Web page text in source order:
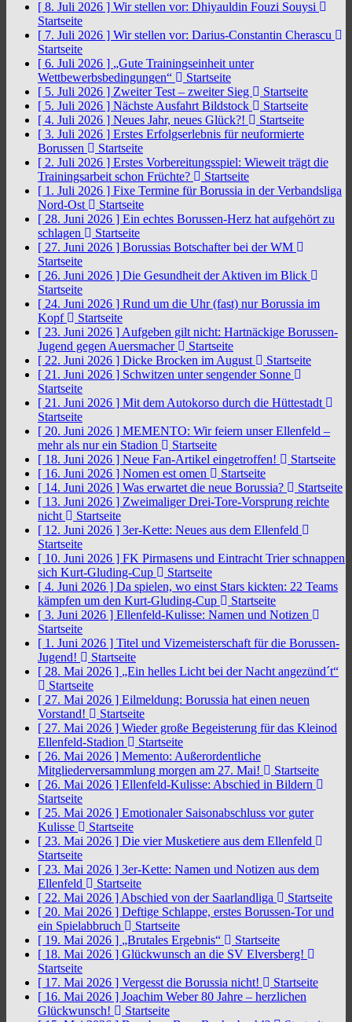
[ 8. Juli 2026 ] Wir stellen vor: Dhiyauldin Fouzi Souysi
Startseite
[ 7. Juli 2026 ] Wir stellen vor: Darius-Constantin Cherascu
Startseite
[ 6. Juli 2026 ] „Gute Trainingseinheit unter
Wettbewerbsbedingungen“
Startseite
[ 5. Juli 2026 ] Zweiter Test – zweiter Sieg
Startseite
[ 5. Juli 2026 ] Nächste Ausfahrt Bildstock
Startseite
[ 4. Juli 2026 ] Neues Jahr, neues Glück?!
Startseite
[ 3. Juli 2026 ] Erstes Erfolgserlebnis für neuformierte
Borussen
Startseite
[ 2. Juli 2026 ] Erstes Vorbereitungsspiel: Wieweit trägt die
Trainingsarbeit schon Früchte?
Startseite
[ 1. Juli 2026 ] Fixe Termine für Borussia in der Verbandsliga
Nord-Ost
Startseite
[ 28. Juni 2026 ] Ein echtes Borussen-Herz hat aufgehört zu
schlagen
Startseite
[ 27. Juni 2026 ] Borussias Botschafter bei der WM
Startseite
[ 26. Juni 2026 ] Die Gesundheit der Aktiven im Blick
Startseite
[ 24. Juni 2026 ] Rund um die Uhr (fast) nur Borussia im
Kopf
Startseite
[ 23. Juni 2026 ] Aufgeben gilt nicht: Hartnäckige Borussen-
Jugend gegen Auersmacher
Startseite
[ 22. Juni 2026 ] Dicke Brocken im August
Startseite
[ 21. Juni 2026 ] Schwitzen unter sengender Sonne
Startseite
[ 21. Juni 2026 ] Mit dem Autokorso durch die Hüttestadt
Startseite
[ 20. Juni 2026 ] MEMENTO: Wir feiern unser Ellenfeld –
mehr als nur ein Stadion
Startseite
[ 18. Juni 2026 ] Neue Fan-Artikel eingetroffen!
Startseite
[ 16. Juni 2026 ] Nomen est omen
Startseite
[ 14. Juni 2026 ] Was erwartet die neue Borussia?
Startseite
[ 13. Juni 2026 ] Zweimaliger Drei-Tore-Vorsprung reichte
nicht
Startseite
[ 12. Juni 2026 ] 3er-Kette: Neues aus dem Ellenfeld
Startseite
[ 10. Juni 2026 ] FK Pirmasens und Eintracht Trier schnappen
sich Kurt-Gluding-Cup
Startseite
[ 4. Juni 2026 ] Da spielen, wo einst Stars kickten: 22 Teams
kämpfen um den Kurt-Gluding-Cup
Startseite
[ 3. Juni 2026 ] Ellenfeld-Kulisse: Namen und Notizen
Startseite
[ 1. Juni 2026 ] Titel und Vizemeisterschaft für die Borussen-
Jugend!
Startseite
[ 28. Mai 2026 ] „Ein helles Licht bei der Nacht angezünd´t“
Startseite
[ 27. Mai 2026 ] Eilmeldung: Borussia hat einen neuen
Vorstand!
Startseite
[ 27. Mai 2026 ] Wieder große Begeisterung für das Kleinod
Ellenfeld-Stadion
Startseite
[ 26. Mai 2026 ] Memento: Außerordentliche
Mitgliederversammlung morgen am 27. Mai!
Startseite
[ 26. Mai 2026 ] Ellenfeld-Kulisse: Abschied in Bildern
Startseite
[ 25. Mai 2026 ] Emotionaler Saisonabschluss vor guter
Kulisse
Startseite
[ 23. Mai 2026 ] Die vier Musketiere aus dem Ellenfeld
Startseite
[ 23. Mai 2026 ] 3er-Kette: Namen und Notizen aus dem
Ellenfeld
Startseite
[ 22. Mai 2026 ] Abschied von der Saarlandliga
Startseite
[ 20. Mai 2026 ] Deftige Schlappe, erstes Borussen-Tor und
ein Spielabbruch
Startseite
[ 19. Mai 2026 ] „Brutales Ergebnis“
Startseite
[ 18. Mai 2026 ] Glückwunsch an die SV Elversberg!
Startseite
[ 17. Mai 2026 ] Vergesst die Borussia nicht!
Startseite
[ 16. Mai 2026 ] Joachim Weber 80 Jahre – herzlichen
Glückwunsch!
Startseite